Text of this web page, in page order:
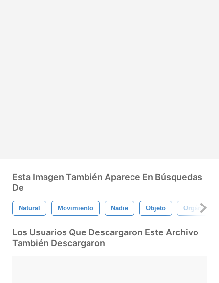
Esta Imagen También Aparece En Búsquedas
De
Natural Movimiento Nadie Objeto Orgánico
Los Usuarios Que Descargaron Este Archivo
También Descargaron